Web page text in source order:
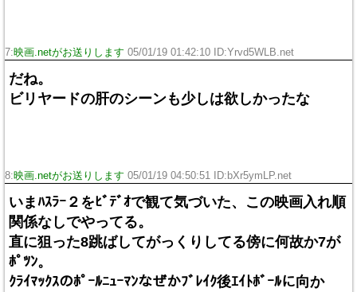
7:映画.netがお送りします 05/01/19 01:42:10 ID:Yrvd5WLB.net
だね。
ビリヤードの肝のシーンも少しは欲しかったな
8:映画.netがお送りします 05/01/19 04:50:51 ID:bXr5ymLP.net
いまﾊｽﾗｰ２をﾋﾞﾃﾞｵで観て気づいた、この映画入れ順
関係なしでやってる。
直に狙った8跳ばしてがっくりしてる傍に何故か7が
ﾎﾟﾂﾝ。
ｸﾗｲﾏｯｸｽのﾎﾟｰﾙﾆｭｰﾏﾝなぜかﾌﾞﾚｲｸ後ｴｲﾄﾎﾞｰﾙに向か